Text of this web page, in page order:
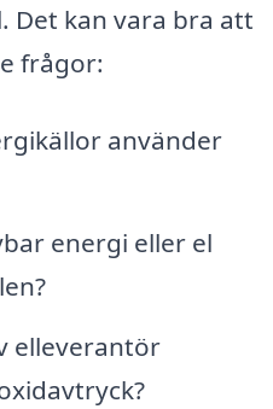
Det kan vara bra att
frågor:
använder
energi eller el
elleverantör